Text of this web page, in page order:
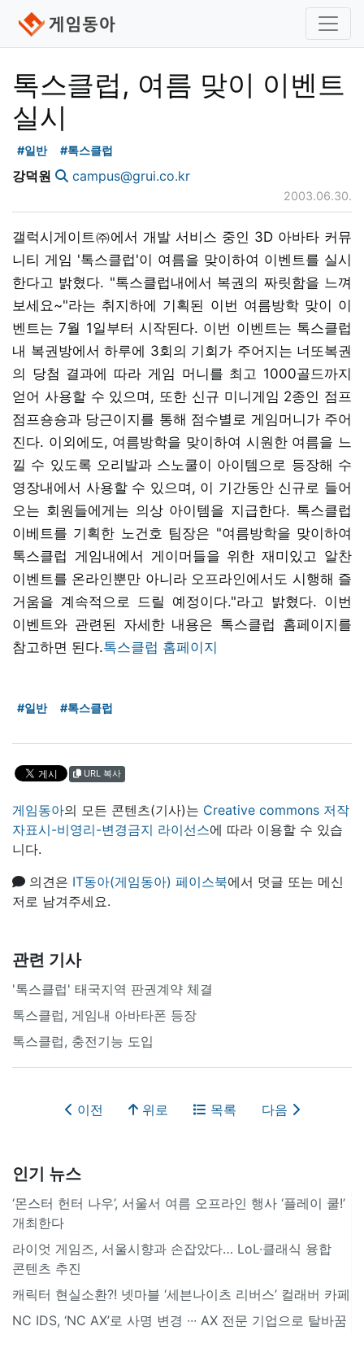
톡스클럽, 여름 맞이 이벤트
실시
#일반 #톡스클럽
강덕원 campus@grui.co.kr
2003.06.30.
갤럭시게이트㈜에서 개발 서비스 중인 3D 아바타 커뮤
니티 게임 '톡스클럽'이 여름을 맞이하여 이벤트를 실시
한다고 밝혔다. "톡스클럽내에서 복권의 짜릿함을 느껴
보세요~"라는 취지하에 기획된 이번 여름방학 맞이 이
벤트는 7월 1일부터 시작된다. 이번 이벤트는 톡스클럽
내 복권방에서 하루에 3회의 기회가 주어지는 너또복권
의 당첨 결과에 따라 게임 머니를 최고 1000골드까지
얻어 사용할 수 있으며, 또한 신규 미니게임 2종인 점프
점프숑숑과 당근이지를 통해 점수별로 게임머니가 주어
진다. 이외에도, 여름방학을 맞이하여 시원한 여름을 느
낄 수 있도록 오리발과 스노쿨이 아이템으로 등장해 수
영장내에서 사용할 수 있으며, 이 기간동안 신규로 들어
오는 회원들에게는 의상 아이템을 지급한다. 톡스클럽
이베트를 기획한 노건호 팀장은 "여름방학을 맞이하여
톡스클럽 게임내에서 게이머들을 위한 재미있고 알찬
이벤트를 온라인뿐만 아니라 오프라인에서도 시행해 즐
거움을 계속적으로 드릴 예정이다."라고 밝혔다. 이번
이벤트와 관련된 자세한 내용은 톡스클럽 홈페이지를
참고하면 된다.톡스클럽 홈페이지
#일반 #톡스클럽
URL 복사
게임동아의 모든 콘텐츠(기사)는 Creative commons 저작
자표시-비영리-변경금지 라이선스에 따라 이용할 수 있습
니다.
의견은 IT동아(게임동아) 페이스북에서 덧글 또는 메신
저로 남겨주세요.
관련 기사
'톡스클럽' 태국지역 판권계약 체결
톡스클럽, 게임내 아바타폰 등장
톡스클럽, 충전기능 도입
이전 위로 목록 다음
인기 뉴스
‘몬스터 헌터 나우’, 서울서 여름 오프라인 행사 ‘플레이 쿨!’
개최한다
라이엇 게임즈, 서울시향과 손잡았다… LoL·클래식 융합
콘텐츠 추진
캐릭터 현실소환?! 넷마블 ‘세븐나이츠 리버스’ 컬래버 카페
NC IDS, ‘NC AX’로 사명 변경 ∙∙∙ AX 전문 기업으로 탈바꿈